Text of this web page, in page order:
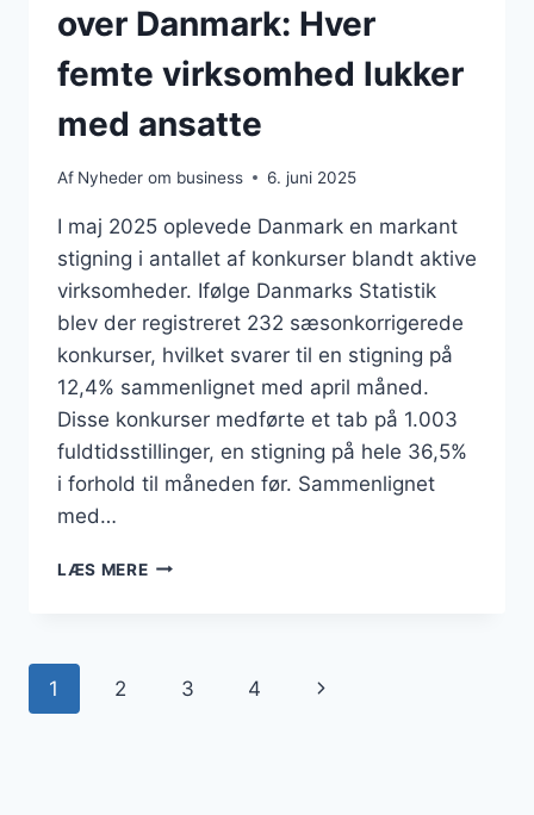
over Danmark: Hver
femte virksomhed lukker
med ansatte
Af Nyheder om business 6. juni 2025
I maj 2025 oplevede Danmark en markant
stigning i antallet af konkurser blandt aktive
virksomheder. Ifølge Danmarks Statistik
blev der registreret 232 sæsonkorrigerede
konkurser, hvilket svarer til en stigning på
12,4% sammenlignet med april måned.
Disse konkurser medførte et tab på 1.003
fuldtidsstillinger, en stigning på hele 36,5%
i forhold til måneden før. Sammenlignet
med…
LÆS MEREKONKURSBØLGE
HVER
Side
1 2 3 4
Næste